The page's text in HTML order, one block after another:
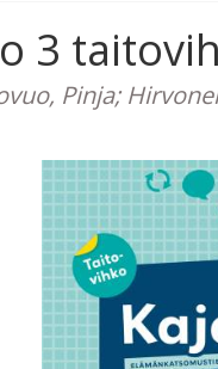
3
Pinja;